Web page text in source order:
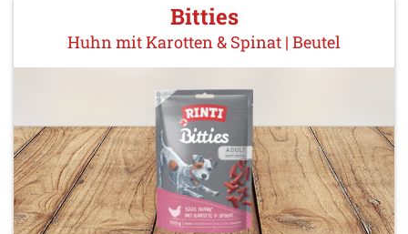
Bitties
Huhn mit Karotten & Spinat | Beutel